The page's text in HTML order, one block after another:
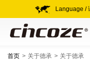
Language /
首页 关于德承 关于德承